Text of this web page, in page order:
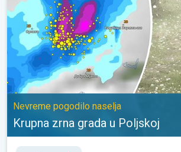
Nevreme pogodilo naselja
Krupna zrna grada u Poljskoj